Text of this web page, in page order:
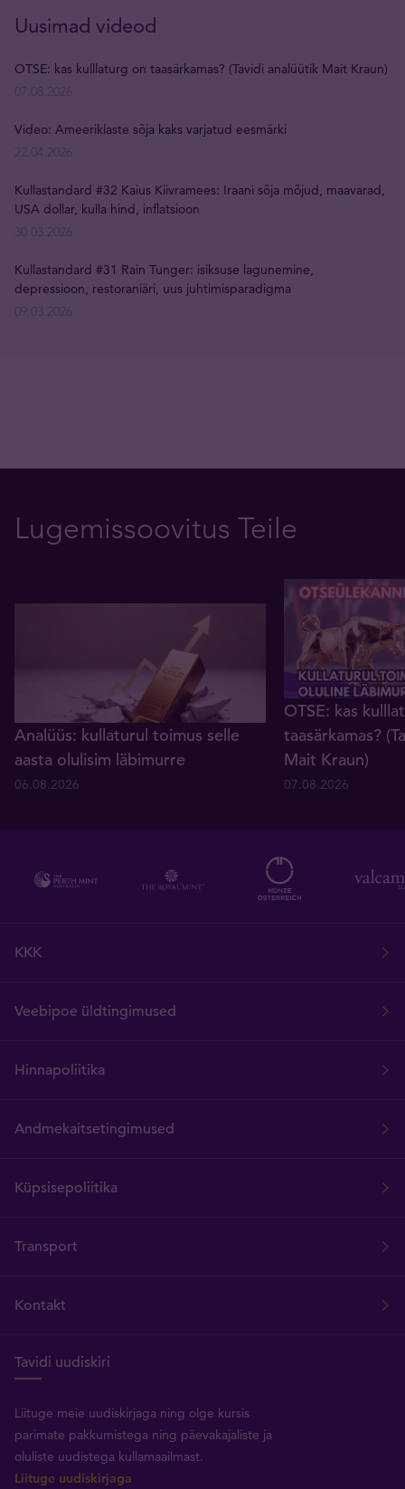
Uusimad videod
OTSE: kas kulllaturg on taasärkamas? (Tavidi analüütik Mait Kraun)
Video: Ameeriklaste sõja kaks varjatud eesmärki
Kullastandard #32 Kaius Kiivramees: Iraani sõja mõjud, maavarad,
USA dollar, kulla hind, inflatsioon
Kullastandard #31 Rain Tunger: isiksuse lagunemine,
depressioon, restoraniäri, uus juhtimisparadigma
Lugemissoovitus Teile
Analüüs: kullaturul toimus selle
aasta olulisim läbimurre
06.08.2026
OTSE: kas
taasärkamas?
Mait Kraun)
07.08.2026
KKK
Veebipoe üldtingimused
Hinnapoliitika
Andmekaitsetingimused
Küpsisepoliitika
Transport
Kontakt
Tavidi uudiskiri
Liituge meie uudiskirjaga ning olge kursis
parimate pakkumistega ning päevakajaliste ja
oluliste uudistega kullamaailmast.
Liituge uudiskirjaga